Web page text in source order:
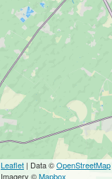
Leaflet | Data ©OpenStreetMap
Imagery ©Mapbox